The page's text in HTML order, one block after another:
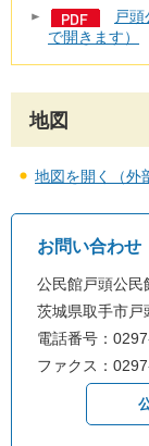
戸
で開きます）
地図
地図を開く（外
お問い合わせ
公民館戸頭公民
茨城県取手市戸
電話番号：
ファクス：